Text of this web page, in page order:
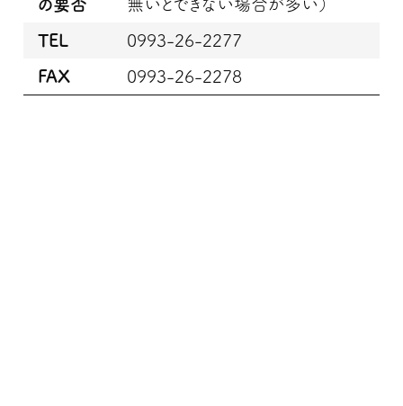
の要否 無いとできない場合が多い）
TEL 0993-26-2277
FAX 0993-26-2278